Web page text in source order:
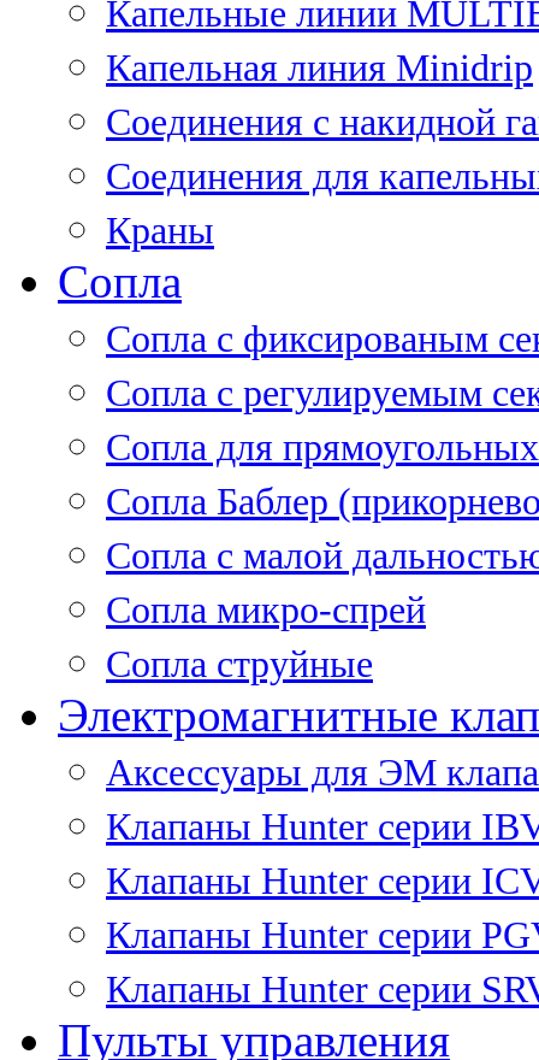
Капельные линии
Капельная линия Minidrip
Соединения с накидной
Соединения для
Краны
Сопла
Cопла с фиксированым
Сопла с регулируемым
Сопла для
Сопла Баблер
Сопла с малой
Сопла микро-спрей
Сопла струйные
Электромагнитные
Аксессуары для ЭМ
Клапаны Hunter серии
Клапаны Hunter серии
Клапаны Hunter серии
Клапаны Hunter серии
Пульты управления